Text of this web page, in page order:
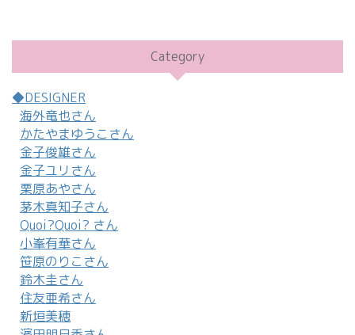
Category
◆DESIGNER
海外竜也さん
かたやまゆうこさん
金子俊雄さん
金子ユリさん
栗原あやさん
茅木真知子さん
Quoi?Quoi? さん
小峯有華さん
笹原のりこさん
鈴木圭さん
住友亜希さん
新垣美穂